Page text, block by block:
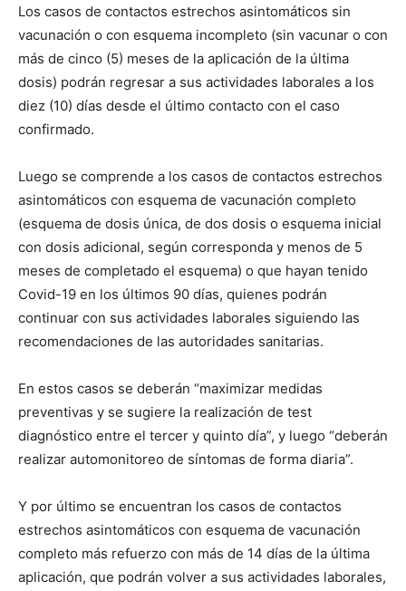
Los casos de contactos estrechos asintomáticos sin
vacunación o con esquema incompleto (sin vacunar o con
más de cinco (5) meses de la aplicación de la última
dosis) podrán regresar a sus actividades laborales a los
diez (10) días desde el último contacto con el caso
confirmado.
Luego se comprende a los casos de contactos estrechos
asintomáticos con esquema de vacunación completo
(esquema de dosis única, de dos dosis o esquema inicial
con dosis adicional, según corresponda y menos de 5
meses de completado el esquema) o que hayan tenido
Covid-19 en los últimos 90 días, quienes podrán
continuar con sus actividades laborales siguiendo las
recomendaciones de las autoridades sanitarias.
En estos casos se deberán “maximizar medidas
preventivas y se sugiere la realización de test
diagnóstico entre el tercer y quinto día”, y luego “deberán
realizar automonitoreo de síntomas de forma diaria”.
Y por último se encuentran los casos de contactos
estrechos asintomáticos con esquema de vacunación
completo más refuerzo con más de 14 días de la última
aplicación, que podrán volver a sus actividades laborales,